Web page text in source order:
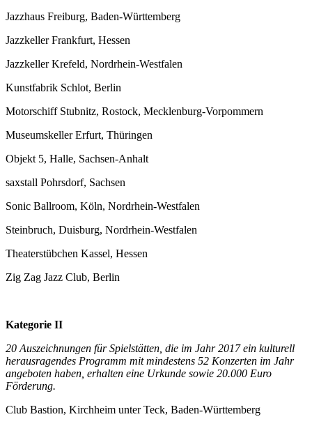
Jazzhaus Freiburg, Baden-Württemberg
Jazzkeller Frankfurt, Hessen
Jazzkeller Krefeld, Nordrhein-Westfalen
Kunstfabrik Schlot, Berlin
Motorschiff Stubnitz, Rostock, Mecklenburg-Vorpommern
Museumskeller Erfurt, Thüringen
Objekt 5, Halle, Sachsen-Anhalt
saxstall Pohrsdorf, Sachsen
Sonic Ballroom, Köln, Nordrhein-Westfalen
Steinbruch, Duisburg, Nordrhein-Westfalen
Theaterstübchen Kassel, Hessen
Zig Zag Jazz Club, Berlin
Kategorie II
20 Auszeichnungen für Spielstätten, die im Jahr 2017 ein kulturell
herausragendes Programm mit mindestens 52 Konzerten im Jahr
angeboten haben, erhalten eine Urkunde sowie 20.000 Euro
Förderung.
Club Bastion, Kirchheim unter Teck, Baden-Württemberg